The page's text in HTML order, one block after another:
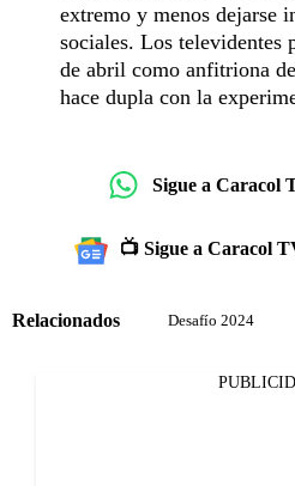
extremo y menos dejarse
sociales. Los televidentes
de abril como anfitriona
hace dupla con la
Sigue a Caracol
📺 Sigue a Caracol
Relacionados Desafío 2024